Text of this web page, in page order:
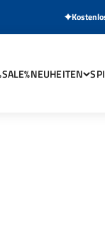
NEUHEITEN